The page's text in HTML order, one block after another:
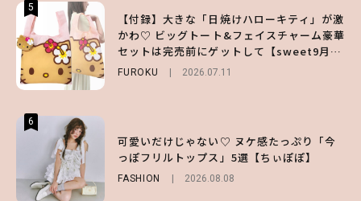
5
【付録】大きな「日焼けハローキティ」が激
かわ♡ ビッグトート&フェイスチャーム豪華
セットは完売前にゲットして【sweet9月号
増刊】
FUROKU 2026.07.11
6
可愛いだけじゃない♡ ヌケ感たっぷり「今
っぽフリルトップス」5選【ちぃぽぽ】
FASHION 2026.08.08
5
えみるmeets 1DAY TATTOO ｜ CUTIEに
盛れちゃうEyeドルメイク
6
【ハローキティ】がスシローと初コラボ♡
第1弾の気になるメニュー＆限定グッズを総
チェック！
5
【夏ヘアのくずれ・うねりに】ヘアメイク夢
月直伝♡ ドライシャンプー「バティスト」
を使ったプロ級スタイリング3選
BEAUTY Sponsored
6
【GU】夏の“主役級”アイテム決定！ヘルシ
ー＆可愛すぎる「大人の肌見せ」トップス3
選